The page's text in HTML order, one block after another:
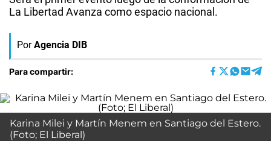
La Libertad Avanza como espacio nacional.
Por Agencia DIB
Para compartir:
Karina Milei y Martín Menem en Santiago del Estero.
(Foto; El Liberal)